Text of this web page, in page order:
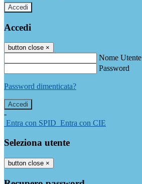
Accedi
Accedi
button close ×
Nome Utente
Password
Password dimenticata?
-
Entra con SPID Entra con CIE
Seleziona utente
button close ×